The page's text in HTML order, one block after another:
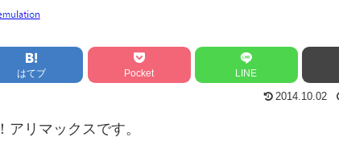
はてブ Pocket LINE
2014.10.02
リマックスです。